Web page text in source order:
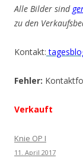
Alle Bilder sind
zu den
Kontakt:
Fehler:
Verkauft
Knie OP I
11. April 2017